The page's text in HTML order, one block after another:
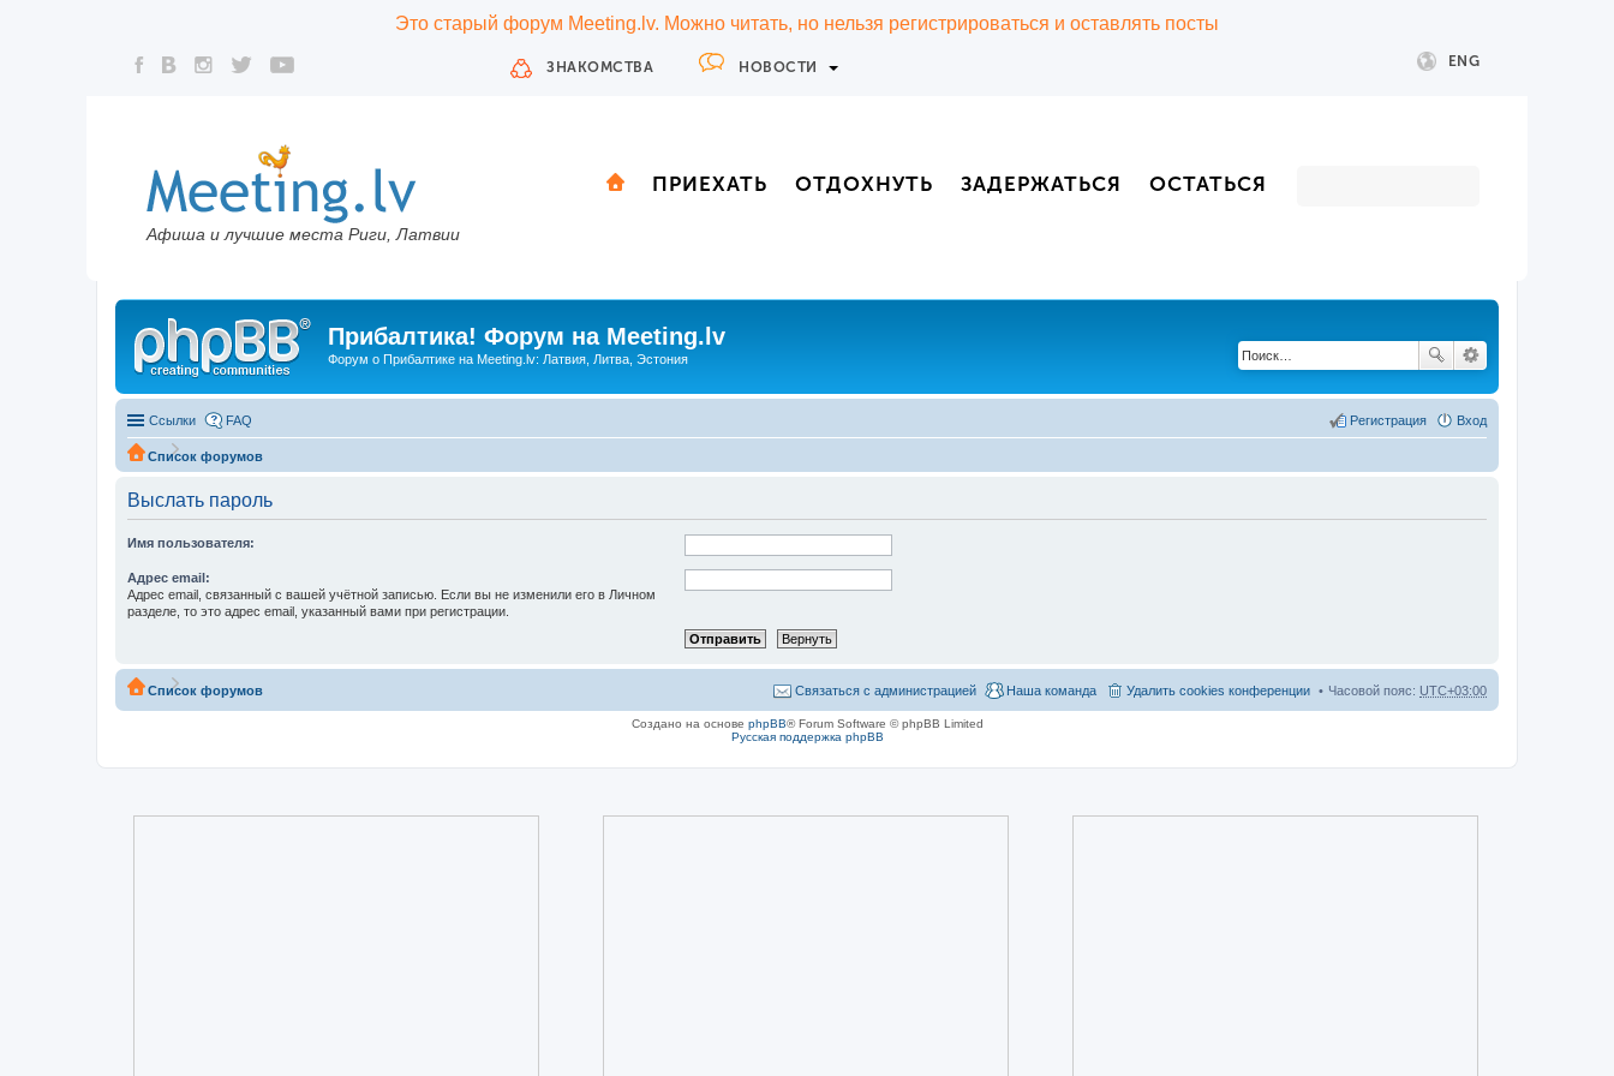
Это старый форум Meeting.lv. Можно читать, но нельзя регистрироваться и оставлять посты
ЗНАКОМСТВА НОВОСТИ ENG
Афиша и лучшие места Риги, Латвии
ПРИЕХАТЬ ОТДОХНУТЬ ЗАДЕРЖАТЬСЯ ОСТАТЬСЯ
Прибалтика! Форум на Meeting.lv
Форум о Прибалтике на Meeting.lv: Латвия, Литва, Эстония
Ссылки FAQ Вход
Регистрация
Список форумов
Выслать пароль
Имя пользователя:
Адрес email:
Адрес email, связанный с вашей учётной записью. Если вы не изменили его в Личном
разделе, то это адрес email, указанный вами при регистрации.
Список форумов Часовой пояс: UTC+03:00
Удалить cookies конференции
Наша команда
Связаться с администрацией
Создано на основе phpBB® Forum Software © phpBB Limited
Русская поддержка phpBB